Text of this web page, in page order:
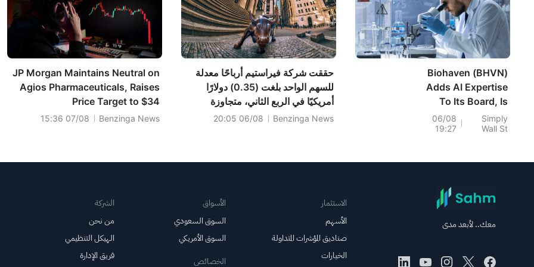
Biohaven (BHVN)
Adds AI Expertise
To Its Board, Is
The Valuation Gap
Too Wide?
Simply
Wall St
06/08
19:27
حققت شركة فيراستيم أرباحًا معدلة
للسهم الواحد بلغت (0.35) دولارًا
أمريكيًا في الربع الثاني، متجاوزة
Benzinga News
06/08 20:05
JP Morgan Maintains Neutral on
Agios Pharmaceuticals, Raises
Price Target to $34
Benzinga News
07/08 15:36
معك.. لأبعد مدى
الاستثمار
الأسهم
صناديق المؤشرات المتداولة
الخيارات
الأسواق
السوق السعودي
السوق الأمريكي
الخصائص
الشركة
من نحن
الهيكل التنظيمي
فريق الإدارة